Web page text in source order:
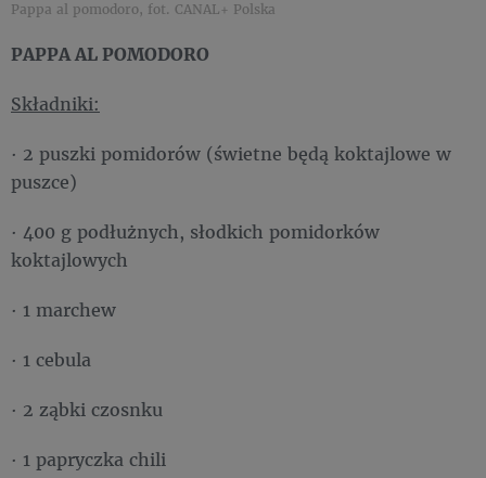
Pappa al pomodoro, fot. CANAL+ Polska
PAPPA AL POMODORO
Składniki:
· 2 puszki pomidorów (świetne będą koktajlowe w
puszce)
· 400 g podłużnych, słodkich pomidorków
koktajlowych
· 1 marchew
· 1 cebula
· 2 ząbki czosnku
· 1 papryczka chili